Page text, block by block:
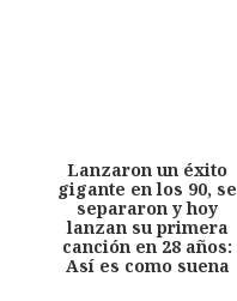
Lanzaron un éxito
gigante en los 90, se
separaron y hoy
lanzan su primera
canción en 28 años:
Así es como suena